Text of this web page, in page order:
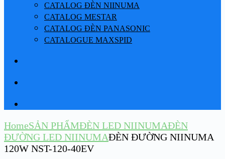
CATALOG ĐÈN NIINUMA
CATALOG MESTAR
CATALOG ĐÈN PANASONIC
CATALOGUE MAXSPID
HomeSẢN PHẨMĐÈN LED NIINUMAĐÈN
ĐƯỜNG LED NIINUMAĐÈN ĐƯỜNG NIINUMA
120W NST-120-40EV